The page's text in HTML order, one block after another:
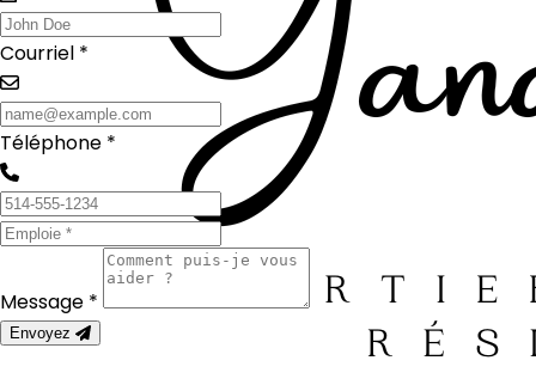
Courriel *
Téléphone *
Message *
Envoyez